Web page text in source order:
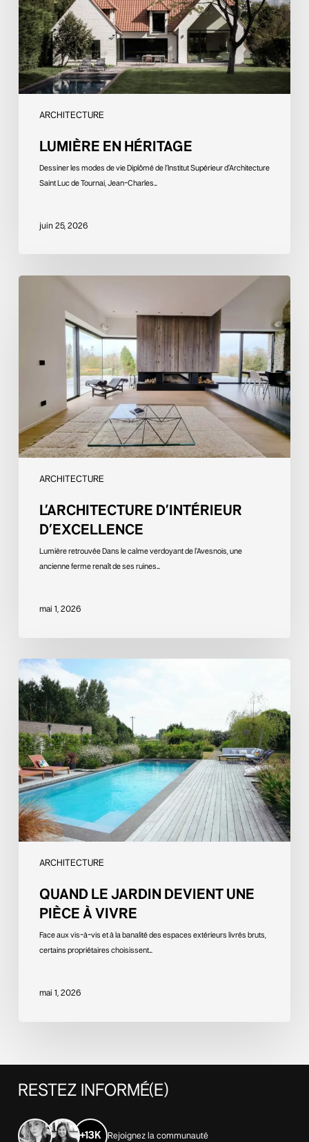
ARCHITECTURE
LUMIÈRE EN HÉRITAGE
Dessiner les modes de vie Diplômé de l’Institut Supérieur d’Architecture
Saint Luc de Tournai, Jean-Charles…
juin 25, 2026
ARCHITECTURE
d’excellence
L’ARCHITECTURE D’INTÉRIEUR
D’EXCELLENCE
Lumière retrouvée Dans le calme verdoyant de l’Avesnois, une
ancienne ferme renaît de ses ruines…
mai 1, 2026
ARCHITECTURE
Quand
le
jardin
devient
une
pièce
à
vivre
QUAND LE JARDIN DEVIENT UNE
PIÈCE À VIVRE
Face aux vis-à-vis et à la banalité des espaces extérieurs livrés bruts,
certains propriétaires choisissent…
mai 1, 2026
RESTEZ INFORMÉ(E)
+13K Rejoignez la communauté